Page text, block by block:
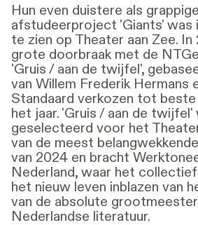
Hun even duistere als grappige
afstudeerproject 'Giants' was
te zien op Theater aan Zee.
grote doorbraak met de
'Gruis / aan de twijfel',
van Willem Frederik Hermans
Standaard verkozen tot
het jaar. 'Gruis / aan de
geselecteerd voor het
van de meest
van 2024 en bracht
Nederland, waar het
het nieuw leven inblazen van
van de absolute
Nederlandse literatuur.